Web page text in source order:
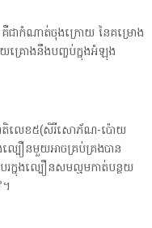
ាកំណាត់ចុងក្រោយ នៃគម្រោង
គ្រោងនឹងបញ្ចប់ក្នុងអំឡុង
វជាតិលេខ៥(សិរីសោភ័ណ-ប៉ោយ
ល្បឿនមួយអាចគ្រប់គ្រងបាន
រក្នុងល្បឿនសមល្មមកាត់បន្ថយ